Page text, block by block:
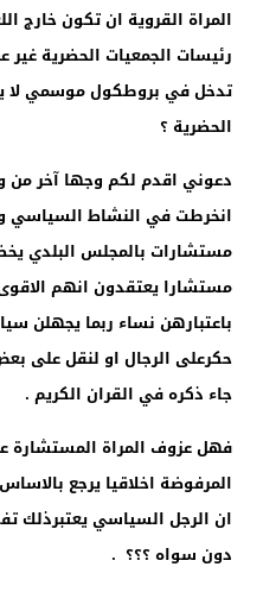
المراة القروية ان تكون خارج
رئيسات الجمعيات الحضرية غير
تدخل في بروطكول موسمي لا
الحضرية ؟
دعوني اقدم لكم وجها آخر من
انخرطت في النشاط السياسي
مستشارا يعتقدون انهم
باعتبارهن نساء ربما يجهلن
حكرعلى الرجال او لنقل على
جاء ذكره في القران الكريم .
فهل عزوف المراة المستشارة
المرفوضة اخلاقيا يرجع
ان الرجل السياسي يعتبرذلك
دون سواه ؟؟؟ .